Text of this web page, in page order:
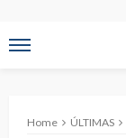
Home ÚLTIMAS